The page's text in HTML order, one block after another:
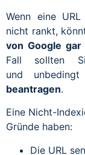
Wenn eine
nicht rankt,
von Google
Fall sollten
und unbedingt
beantragen.
Eine Nicht-
Gründe haben:
Die URL